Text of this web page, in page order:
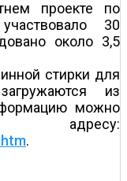
проекте по
30
около 3,5
стирки для
из
можно
.